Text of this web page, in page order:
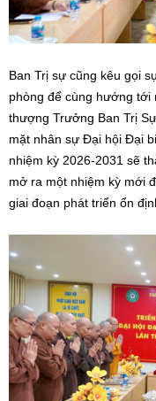
Ban Trị sự cũng kêu gọi
phòng để cùng hướng tới
thượng Trưởng Ban Trị
mặt nhân sự Đại hội Đại
nhiệm kỳ 2026-2031 sẽ
mở ra một nhiệm kỳ mới
giai đoạn phát triển ổn